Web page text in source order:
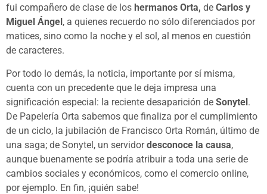
fui compañero de clase de los hermanos Orta, de Carlos y
Miguel Ángel , a quienes recuerdo no sólo diferenciados por
matices, sino como la noche y el sol, al menos en cuestión
de caracteres.
Por todo lo demás, la noticia, importante por sí misma,
cuenta con un precedente que le deja impresa una
significación especial: la reciente desaparición de Sonytel.
De Papelería Orta sabemos que finaliza por el cumplimiento
de un ciclo, la jubilación de Francisco Orta Román, último de
una saga; de Sonytel, un servidordesconoce la causa,
aunque buenamente se podría atribuir a toda una serie de
cambios sociales y económicos, como el comercio online,
por ejemplo. En fin, ¡quién sabe!